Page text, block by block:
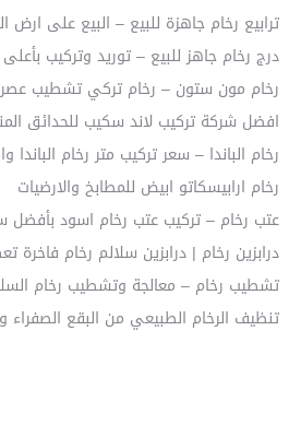
ترابيع رخام جاهزة للبيع – البيع على
درج رخام جاهز للبيع – توريد وتركيب بأعلى
رخام مون ستون – رخام تركي تشطيب
افضل شركة تركيب لاند سكيب للحدائق المنزلية
رخام الباندا – سعر تركيب متر رخام
رخام ارابيسكاتو ابيض للمطابخ والارضيات
عتب رخام – تركيب عتب رخام اسود
درابزين رخام | درابزين سلالم رخام
تشطيب رخام – معالجة وتشطيب رخام السلالم و
تنظيف الرخام الطبيعي من البقع الصفراء